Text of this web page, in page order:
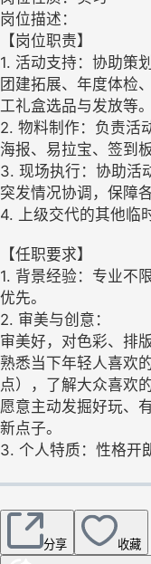
岗位描述：
【岗位职责】
1. 活动支持：协助策
团建拓展、年度体检
工礼盒选品与发放等。
2. 物料制作：负责活
海报、易拉宝、签到
3. 现场执行：协助活
突发情况协调，保障
4. 上级交代的其他临
【任职要求】
1. 背景经验：专业不
优先。
2. 审美与创意：
审美好，对色彩、排
熟悉当下年轻人喜欢
点），了解大众喜欢
愿意主动发掘好玩、
新点子。
3. 个人特质：性格开
分享 收藏